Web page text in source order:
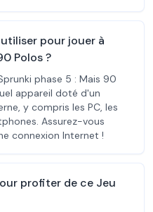
pour jouer à
Polos ?
phase 5 : Mais 90
appareil doté d'un
y compris les PC, les
Assurez-vous
connexion Internet !
profiter de ce Jeu